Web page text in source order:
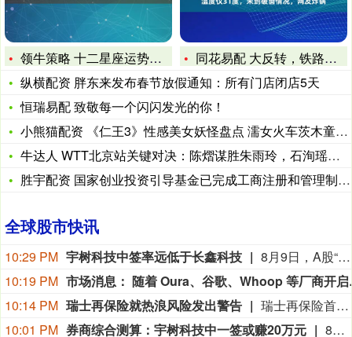
领牛策略 十二星座运势查询2026.02.12
同花易配 大反转，铁路部门通报发声：K1373温度仅31度，
纵横配资 胖东来发布春节放假通知：所有门店闭店5天
恒瑞易配 致敬每一个闪闪发光的你！
小熊猫配资 《仁王3》性感美女妖怪盘点 濡女火车茨木童子等
牛达人 WTT北京站关键对决：陈熠谋胜朱雨玲，石洵瑶击败朱芊
胜宇配资 国家创业投资引导基金已完成工商注册和管理制度建设
全球股市快讯
10:29 PM 宇树科技中签率远低于长鑫科技
8月9日，A股“人形机器人第一股”宇树科技8月10日将在科创板正式开启申购。考虑到宇树科技本次发行流通盘规模较小，又叠加“第一股”的题材光环，多家券商综合测算显示，其预计中签率在万分之二至万分之三之间，远低于长鑫科技0.47%的中签率水平。数据显示，2026年以来A股新股上市首日平均涨幅高达276.04%，若以此测算，中一签宇树科技账面盈利有望突破20万元；若对标年内科创板新股首日466.61%的平均涨幅，单签盈利可达35.18万元。 (21财经)
10:19 PM
市场消息： 随着 Oura、谷歌、
10:14 PM 瑞士再保险就热浪风险发出警告
瑞士再保险首席执行官贝格尔（Andreas Berger）在接受瑞士《周日新苏黎世报》（NZZ am Sonntag）采访时表示：”热浪及其相关死亡人数的风险被低估了。”他补充说：”我们需要提高对由此产生的危险的认识。”贝格尔是在瑞士再保险公布2026年上半年净利润增长9%之后发表上述言论的，他表示现在断言超额死亡率将如何影响这家总部位于苏黎世的公司的财务数据还为时过早。
10:01 PM 券商综合测算：宇树科技中一签或赚20万元
8月10日，A股“人形机器人第一股”宇树科技（688836.SH）将在科创板正式开启申购。考虑到宇树科技本次发行流通盘规模较小，又叠加“第一股”的题材光环，多家券商综合测算显示，其预计中签率在万分之二至万分之三之间，远低于长鑫科技0.47%的中签率水平。数据显示，2026年以来A股新股上市首日平均涨幅高达276.04%，若以此测算，中一签宇树科技账面盈利有望突破20万元；若对标年内科创板新股首日466.61%的平均涨幅，单签盈利可达35.18万元。（21世纪经济报道）